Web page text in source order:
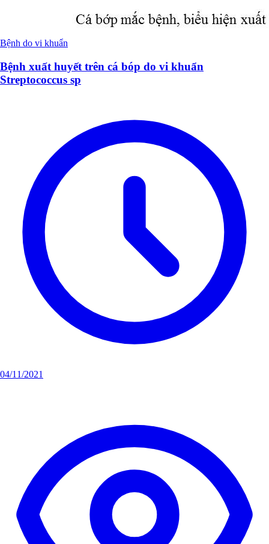
Bệnh do vi khuẩn
Bệnh xuất huyết trên cá bóp do vi khuẩn
Streptococcus sp
04/11/2021